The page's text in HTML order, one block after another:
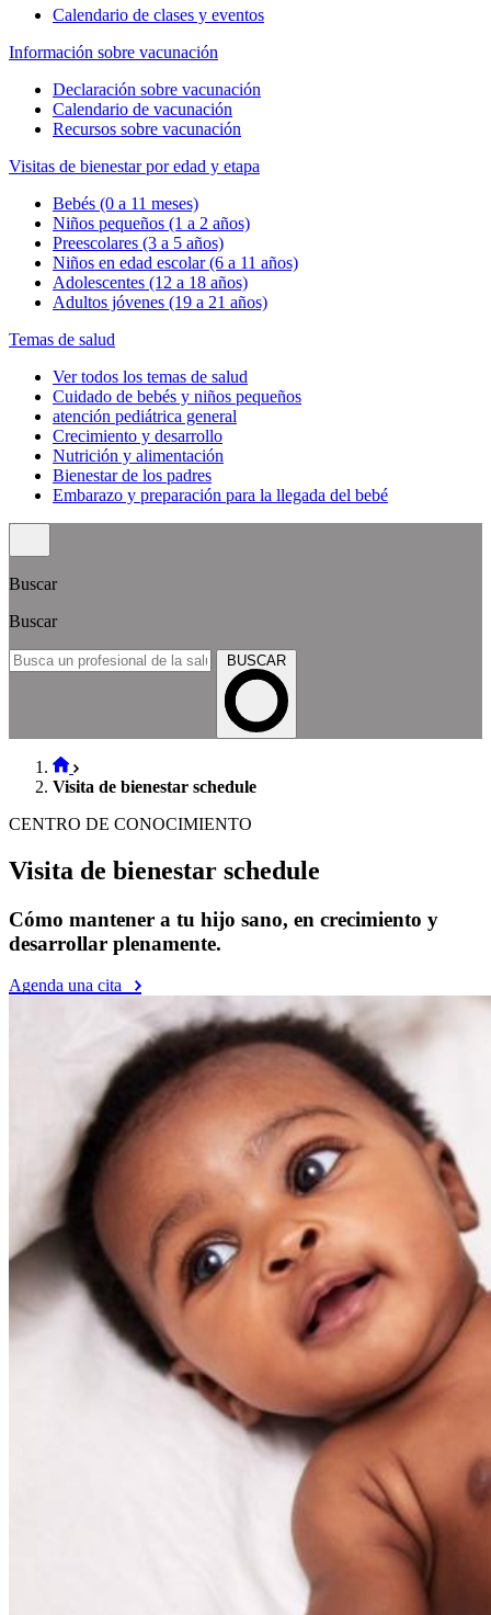
Calendario de clases y eventos
Información sobre vacunación
Declaración sobre vacunación
Calendario de vacunación
Recursos sobre vacunación
Visitas de bienestar por edad y etapa
Bebés (0 a 11 meses)
Niños pequeños (1 a 2 años)
Preescolares (3 a 5 años)
Niños en edad escolar (6 a 11 años)
Adolescentes (12 a 18 años)
Adultos jóvenes (19 a 21 años)
Temas de salud
Ver todos los temas de salud
Cuidado de bebés y niños pequeños
atención pediátrica general
Crecimiento y desarrollo
Nutrición y alimentación
Bienestar de los padres
Embarazo y preparación para la llegada del bebé
Buscar
Buscar
BUSCAR
Visita de bienestar schedule
CENTRO DE CONOCIMIENTO
Visita de bienestar schedule
Cómo mantener a tu hijo sano, en crecimiento y
desarrollar plenamente.
Agenda una cita